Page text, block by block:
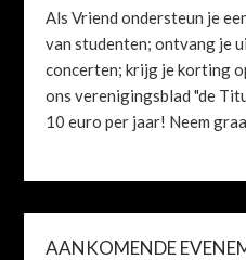
Als Vriend ondersteun je
van studenten; ontvang je
concerten; krijg je korting
ons verenigingsblad "de
10 euro per jaar! Neem
AANKOMENDE